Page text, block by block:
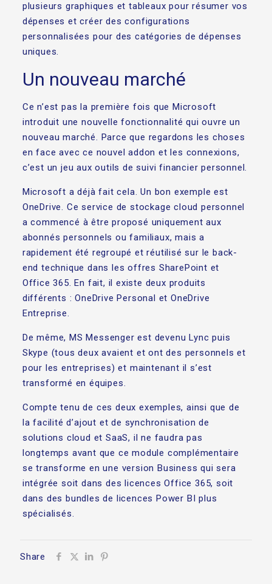
plusieurs graphiques et tableaux pour résumer vos
dépenses et créer des configurations
personnalisées pour des catégories de dépenses
uniques.
Un nouveau marché
Ce n’est pas la première fois que Microsoft
introduit une nouvelle fonctionnalité qui ouvre un
nouveau marché. Parce que regardons les choses
en face avec ce nouvel addon et les connexions,
c’est un jeu aux outils de suivi financier personnel.
Microsoft a déjà fait cela. Un bon exemple est
OneDrive. Ce service de stockage cloud personnel
a commencé à être proposé uniquement aux
abonnés personnels ou familiaux, mais a
rapidement été regroupé et réutilisé sur le back-
end technique dans les offres SharePoint et
Office 365. En fait, il existe deux produits
différents : OneDrive Personal et OneDrive
Entreprise.
De même, MS Messenger est devenu Lync puis
Skype (tous deux avaient et ont des personnels et
pour les entreprises) et maintenant il s’est
transformé en équipes.
Compte tenu de ces deux exemples, ainsi que de
la facilité d’ajout et de synchronisation de
solutions cloud et SaaS, il ne faudra pas
longtemps avant que ce module complémentaire
se transforme en une version Business qui sera
intégrée soit dans des licences Office 365, soit
dans des bundles de licences Power BI plus
spécialisés.
Share